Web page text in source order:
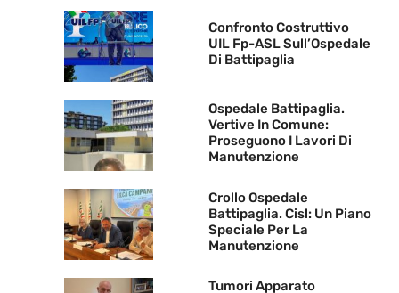
Confronto Costruttivo
UIL Fp-ASL Sull’Ospedale
Di Battipaglia
Ospedale Battipaglia.
Vertive In Comune:
Proseguono I Lavori Di
Manutenzione
Crollo Ospedale
Battipaglia. Cisl: Un Piano
Speciale Per La
Manutenzione
Tumori Apparato